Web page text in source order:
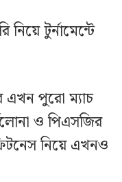
টুর্নামেন্টে
এখন পুরো ম্যাচ
ও পিএসজির
নিয়ে এখনও